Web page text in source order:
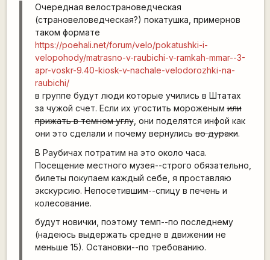
Очередная велострановедческая
(страновеловедческая?) покатушка, примернов
таком формате
https://poehali.net/forum/velo/pokatushki-i-
velopohody/matrasno-v-raubichi-v-ramkah-mmar--3-
apr-voskr-9.40-kiosk-v-nachale-velodorozhki-na-
raubichi/
в группе будут люди которые учились в Штатах
за чужой счет. Если их угостить мороженымили
прижать в темном углу, они поделятся инфой как
они это сделали и почему вернулисьво дураки.
В Раубичах потратим на это около часа.
Посещение местного музея--строго обязательно,
билеты покупаем каждый себе, я проставляю
экскурсию. Непосетившим--спицу в печень и
колесование.
будут новички, поэтому темп--по последнему
(надеюсь выдержать средне в движении не
меньше 15). Остановки--по требованию.